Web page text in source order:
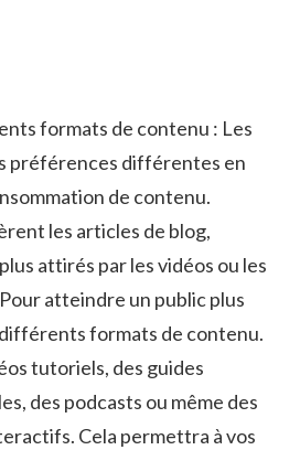
formats‌ de contenu : Les
préférences différentes​ en
‍de contenu.
les articles‌ de blog,​
attirés par les vidéos ou⁤ les
atteindre un public plus
formats de contenu.
tutoriels, des guides
des podcasts⁣ ou même des
‍Cela‍ permettra à vos